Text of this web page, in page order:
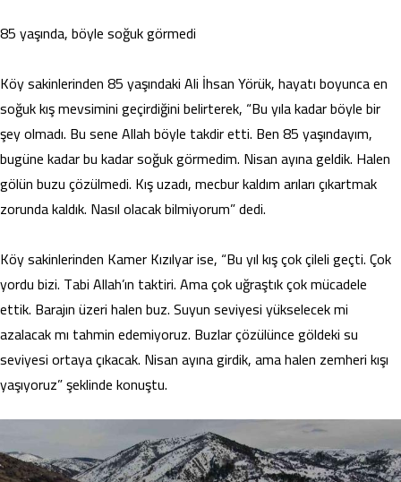
85 yaşında, böyle soğuk görmedi
Köy sakinlerinden 85 yaşındaki Ali İhsan Yörük, hayatı boyunca en
soğuk kış mevsimini geçirdiğini belirterek, “Bu yıla kadar böyle bir
şey olmadı. Bu sene Allah böyle takdir etti. Ben 85 yaşındayım,
bugüne kadar bu kadar soğuk görmedim. Nisan ayına geldik. Halen
gölün buzu çözülmedi. Kış uzadı, mecbur kaldım arıları çıkartmak
zorunda kaldık. Nasıl olacak bilmiyorum” dedi.
Köy sakinlerinden Kamer Kızılyar ise, “Bu yıl kış çok çileli geçti. Çok
yordu bizi. Tabi Allah’ın taktiri. Ama çok uğraştık çok mücadele
ettik. Barajın üzeri halen buz. Suyun seviyesi yükselecek mi
azalacak mı tahmin edemiyoruz. Buzlar çözülünce göldeki su
seviyesi ortaya çıkacak. Nisan ayına girdik, ama halen zemheri kışı
yaşıyoruz” şeklinde konuştu.